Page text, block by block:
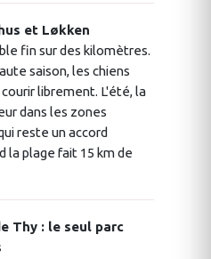
et Løkken
fin sur des kilomètres.
saison, les chiens
librement. L'été, la
dans les zones
reste un accord
la plage fait 15 km de
Thy : le seul parc